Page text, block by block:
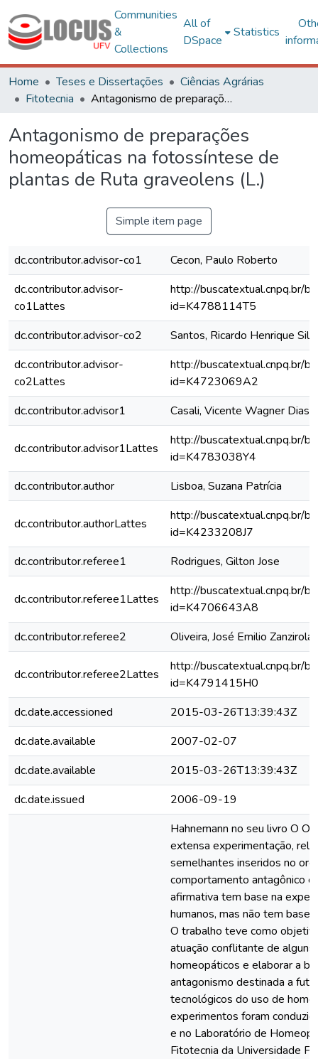
Communities
&
Collections
All of
DSpace
Statistics
Home Teses e Dissertações
Ciências Agrárias
Fitotecnia
Antagonismo de preparações homeopáticas na fotossíntese de plantas de Ruta graveolens (L.)
Antagonismo de preparações
homeopáticas na fotossíntese de
plantas de Ruta graveolens (L.)
Simple item page
dc.contributor.advisor-co1
Cecon, Paulo Roberto
dc.contributor.advisor-
co1Lattes
http://buscatextual.cnpq.br/
id=K4788114T5
dc.contributor.advisor-co2
Santos, Ricardo Henrique
dc.contributor.advisor-
co2Lattes
http://buscatextual.cnpq.br/
id=K4723069A2
dc.contributor.advisor1
Casali, Vicente Wagner Dias
dc.contributor.advisor1Lattes
http://buscatextual.cnpq.br/
id=K4783038Y4
dc.contributor.author
Lisboa, Suzana Patrícia
dc.contributor.authorLattes
http://buscatextual.cnpq.br/
id=K4233208J7
dc.contributor.referee1
Rodrigues, Gilton Jose
dc.contributor.referee1Lattes
http://buscatextual.cnpq.br/
id=K4706643A8
dc.contributor.referee2
Oliveira, José Emilio
dc.contributor.referee2Lattes
http://buscatextual.cnpq.br/
id=K4791415H0
dc.date.accessioned
2015-03-26T13:39:43Z
dc.date.available
2007-02-07
dc.date.available
2015-03-26T13:39:43Z
dc.date.issued
2006-09-19
Hahnemann no seu livro O
extensa experimentação,
semelhantes inseridos no
comportamento antagônico
afirmativa tem base na
humanos, mas não tem base
O trabalho teve como
atuação conflitante de
homeopáticos e elaborar a
antagonismo destinada a
tecnológicos do uso de
experimentos foram
e no Laboratório de
Fitotecnia da Universidade